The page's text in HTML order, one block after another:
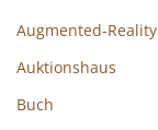
Augmented-Reality
Auktionshaus
Buch